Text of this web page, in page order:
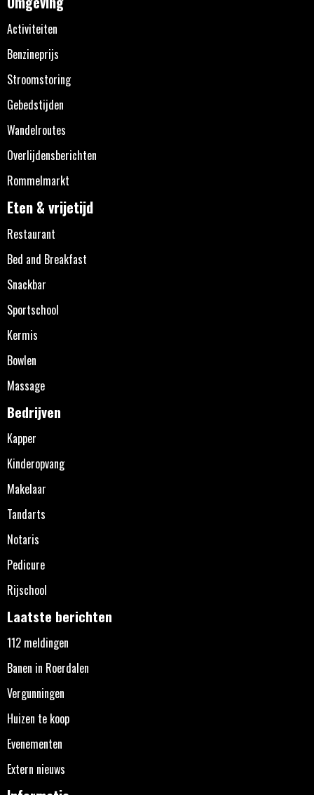
Activiteiten
Benzineprijs
Stroomstoring
Gebedstijden
Wandelroutes
Overlijdensberichten
Rommelmarkt
Eten & vrijetijd
Restaurant
Bed and Breakfast
Snackbar
Sportschool
Kermis
Bowlen
Massage
Bedrijven
Kapper
Kinderopvang
Makelaar
Tandarts
Notaris
Pedicure
Rijschool
Laatste berichten
112 meldingen
Banen in Roerdalen
Vergunningen
Huizen te koop
Evenementen
Extern nieuws